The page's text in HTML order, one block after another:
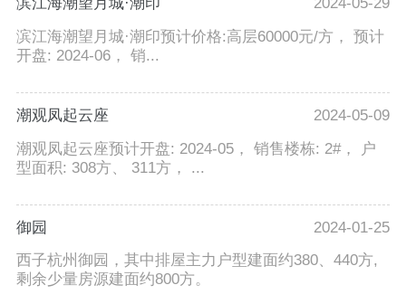
滨江海潮望月城·潮印
2024-05-29
滨江海潮望月城·潮印预计价格:高层60000元/方， 预计
开盘: 2024-06， 销...
潮观凤起云座
2024-05-09
潮观凤起云座预计开盘: 2024-05， 销售楼栋: 2#， 户
型面积: 308方、 311方， ...
御园
2024-01-25
西子杭州御园，其中排屋主力户型建面约380、440方,
剩余少量房源建面约800方。